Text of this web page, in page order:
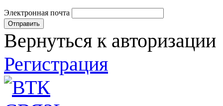
Электронная почта
Вернуться к авторизации
Регистрация